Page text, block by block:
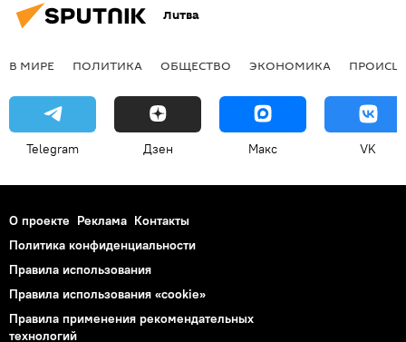
Литва
В МИРЕ ПОЛИТИКА ОБЩЕСТВО ЭКОНОМИКА
Telegram Дзен Макс VK
О проекте Реклама Контакты
Политика конфиденциальности
Правила использования
Правила использования «cookie»
Правила применения рекомендательных
технологий